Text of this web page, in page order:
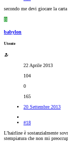
secondo me devi giocare la
B
babylon
Utente
22 Aprile 2013
104
0
165
20 Settembre 2013
#18
L'hairline è sostanzialmente
stempiatura che non mi